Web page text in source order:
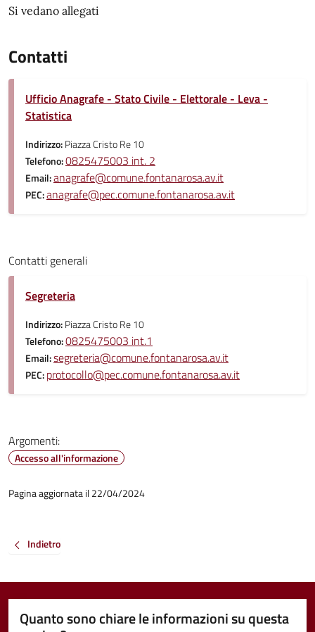
Si vedano allegati
Contatti
Ufficio Anagrafe - Stato Civile - Elettorale - Leva -
Statistica
Indirizzo:Piazza Cristo Re 10
Telefono:0825475003 int. 2
Email:anagrafe@comune.fontanarosa.av.it
PEC:anagrafe@pec.comune.fontanarosa.av.it
Contatti generali
Segreteria
Indirizzo:Piazza Cristo Re 10
Telefono:0825475003 int.1
Email:segreteria@comune.fontanarosa.av.it
PEC:protocollo@pec.comune.fontanarosa.av.it
Argomenti:
Accesso all'informazione
Pagina aggiornata il 22/04/2024
Indietro
Quanto sono chiare le informazioni su questa